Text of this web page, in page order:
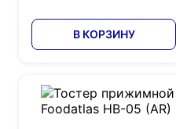
В КОРЗИНУ